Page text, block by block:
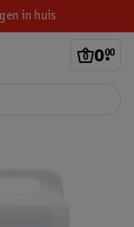
in huis
0.
00